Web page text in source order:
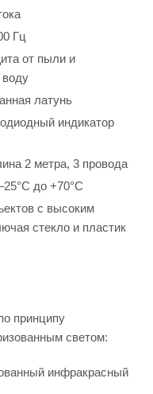
Гц
от пыли и
воду
латунь
индикатор
2 метра, 3 провода
до +70°C
с высоким
стекло и пластик
принципу
светом:
инфракрасный